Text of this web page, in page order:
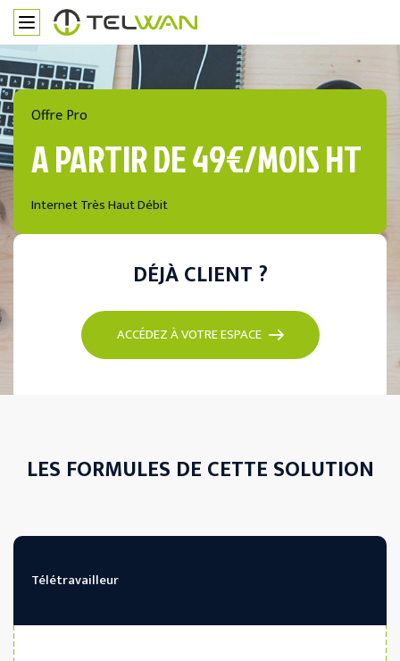
Offre Pro
A PARTIR DE 49€/MOIS HT
Internet Très Haut Débit
DÉJÀ CLIENT ?
ACCÉDEZ À VOTRE ESPACE
LES FORMULES DE CETTE SOLUTION
Télétravailleur